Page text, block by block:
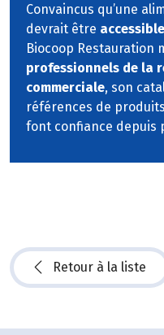
Convaincus qu’une
devrait être
Biocoop Restauration
professionnels de la
commerciale, son
références de
font confiance depuis
Retour à la liste